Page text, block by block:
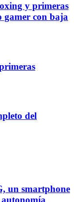
y primeras
gamer con baja
del
un smartphone